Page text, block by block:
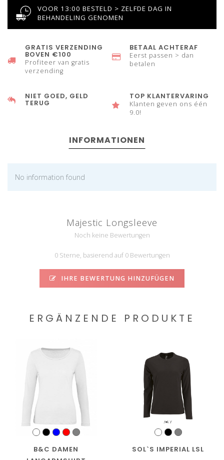
VOOR 13:00 BESTELD > ZELFDE DAG IN
BEHANDELING GENOMEN
GRATIS VERZENDING
BOVEN €100
Profiteer van gratis
verzending
BETAAL ACHTERAF
Eerst passen > dan
betalen
NIET GOED, GELD
TERUG
TOP KLANTERVARING
Klanten geven ons één
9.0!
INFORMATIONEN
No information found
Majestic Longsleeve
Noch keine Bewertungen
0 Sterne, basierend auf 0 Bewertungen
IHRE BEWERTUNG HINZUFÜGEN
ERGÄNZENDE PRODUKTE
B&C DAMEN
SOL`S IMPERIAL LSL